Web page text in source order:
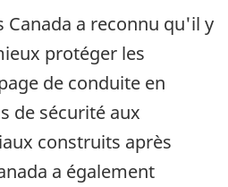
Canada a reconnu qu'il y
protéger les
de conduite en
de sécurité aux
construits après
a également